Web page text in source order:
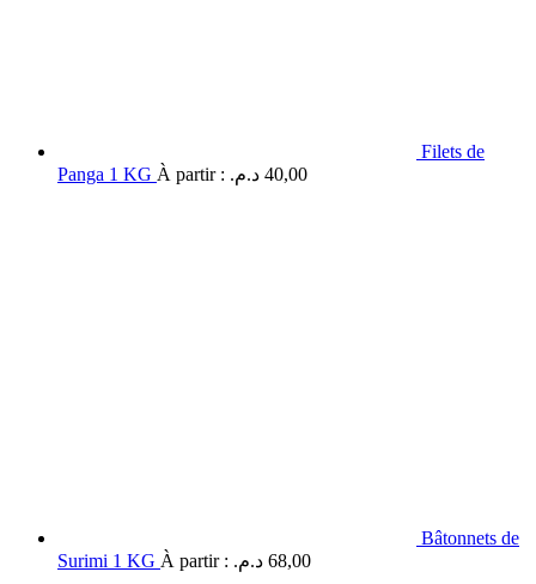
Filets de
Panga 1 KG À partir : 40,00 د.م.
Bâtonnets de
Surimi 1 KG À partir : 68,00 د.م.